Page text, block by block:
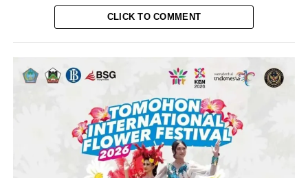
CLICK TO COMMENT